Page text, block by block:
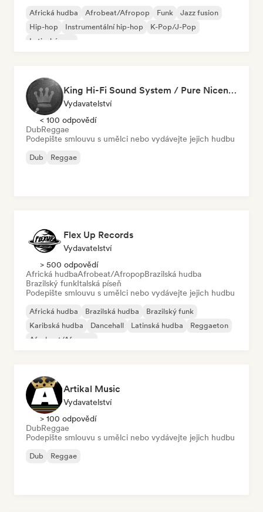
Africká hudba Afrobeat/Afropop Funk
Jazz fusion
Hip-hop
Instrumentální hip-hop
K-Pop/J-Pop
Latinský pop
King Hi-Fi Sound System / Pure Niceness Records
Vydavatelství
< 100 odpovědí
DubReggae
Podepište smlouvu s umělci nebo vydávejte jejich hudbu
Dub Reggae
Flex Up Records
Vydavatelství
> 500 odpovědí
Africká hudbaAfrobeat/AfropopBrazilská hudba
Brazilský funkItalská píseň
Podepište smlouvu s umělci nebo vydávejte jejich hudbu
Africká hudba Brazilská hudba
Brazilský funk
Karibská hudba
Dancehall Latinská hudba
Reggaeton
Afrobeat/Afropop
Artikal Music
Vydavatelství
> 100 odpovědí
DubReggae
Podepište smlouvu s umělci nebo vydávejte jejich hudbu
Dub Reggae